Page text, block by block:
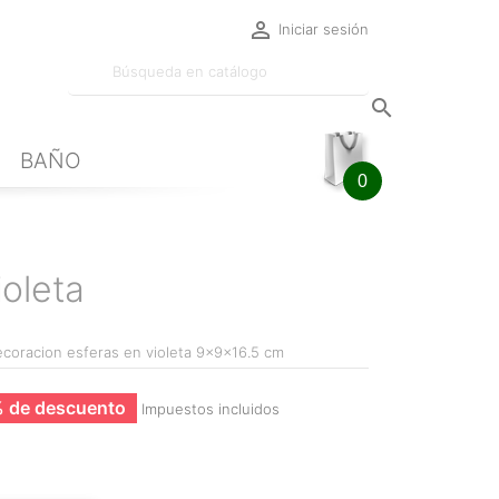
 Iniciar sesión

BAÑO
0
esferas en violeta 9x9x16.5 cm
de descuento Impuestos incluidos